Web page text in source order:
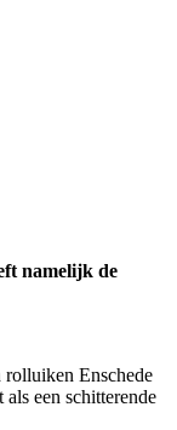
namelijk de
Enschede
een schitterende